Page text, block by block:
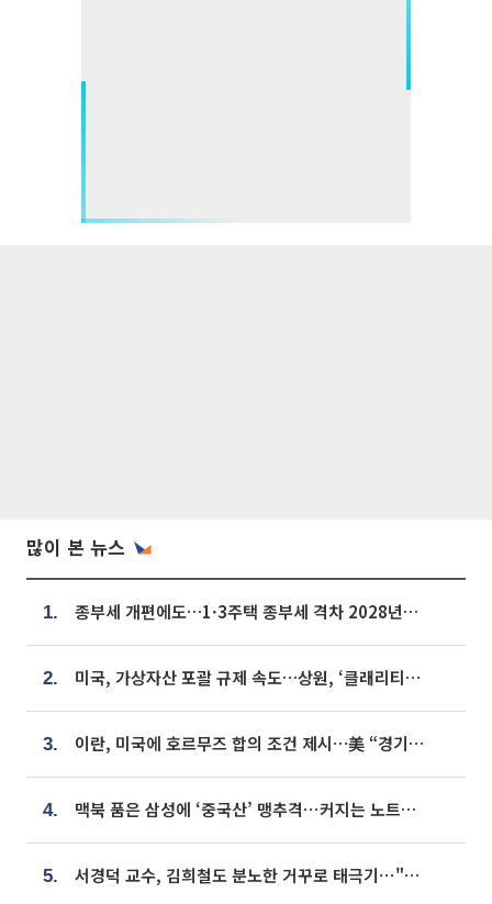
많이 본 뉴스
1. 종부세 개편에도…1·3주택 종부세 격차 2028년부터 확대
2. 미국, 가상자산 포괄 규제 속도…상원, ‘클래리티법’ 9월 절차투표 추진
3. 이란, 미국에 호르무즈 합의 조건 제시…美 “경기 아직 안 끝나” [종합]
4. 맥북 품은 삼성에 ‘중국산’ 맹추격⋯커지는 노트북 OLED 시장
5. 서경덕 교수, 김희철도 분노한 거꾸로 태극기⋯"엉터리는 아냐, 아쉬울 뿐"